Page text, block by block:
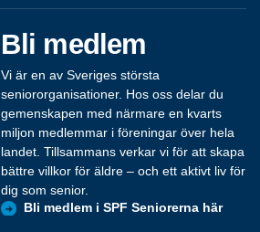
Bli medlem
Vi är en av Sveriges största
seniororganisationer. Hos oss delar du
gemenskapen med närmare en kvarts
miljon medlemmar i föreningar över hela
landet. Tillsammans verkar vi för att skapa
bättre villkor för äldre – och ett aktivt liv för
dig som senior.
Bli medlem i SPF Seniorerna här